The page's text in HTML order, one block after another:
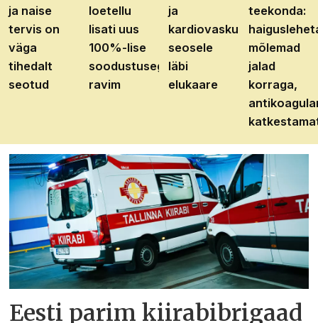
ja naise
tervis on
väga
tihedalt
seotud
loetellu
lisati uus
100%-lise
soodustusega
ravim
ja
kardiovaskulaarhaiguste
seosele
läbi
elukaare
teekonda:
mõlemad
jalad
korraga,
Eesti parim kiirabibrigaad